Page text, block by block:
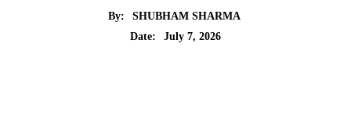
By:
SHUBHAM SHARMA
Date:
July 7, 2026